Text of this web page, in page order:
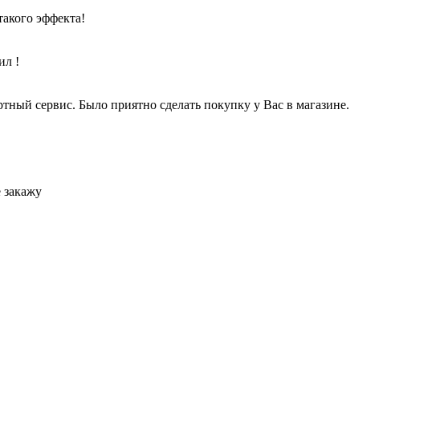
эффекта!
!
сервис. Было приятно сделать покупку у Вас в магазине.
закажу